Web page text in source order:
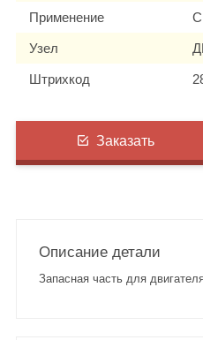
Применение
Узел
Штрихкод
Заказать
Описание детали
Запасная часть для